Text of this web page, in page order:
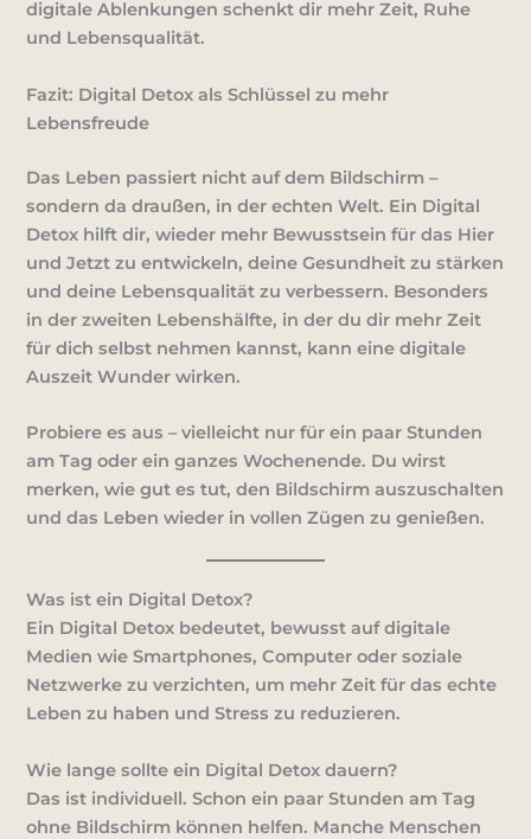
digitale Ablenkungen schenkt dir mehr Zeit, Ruhe
und Lebensqualität.
Fazit: Digital Detox als Schlüssel zu mehr
Lebensfreude
Das Leben passiert nicht auf dem Bildschirm –
sondern da draußen, in der echten Welt. Ein Digital
Detox hilft dir, wieder mehr Bewusstsein für das Hier
und Jetzt zu entwickeln, deine Gesundheit zu stärken
und deine Lebensqualität zu verbessern. Besonders
in der zweiten Lebenshälfte, in der du dir mehr Zeit
für dich selbst nehmen kannst, kann eine digitale
Auszeit Wunder wirken.
Probiere es aus – vielleicht nur für ein paar Stunden
am Tag oder ein ganzes Wochenende. Du wirst
merken, wie gut es tut, den Bildschirm auszuschalten
und das Leben wieder in vollen Zügen zu genießen.
Was ist ein Digital Detox?
Ein Digital Detox bedeutet, bewusst auf digitale
Medien wie Smartphones, Computer oder soziale
Netzwerke zu verzichten, um mehr Zeit für das echte
Leben zu haben und Stress zu reduzieren.
Wie lange sollte ein Digital Detox dauern?
Das ist individuell. Schon ein paar Stunden am Tag
ohne Bildschirm können helfen. Manche Menschen